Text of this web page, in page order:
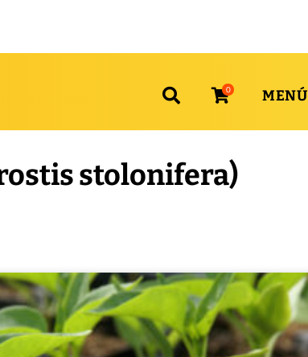
0 MENÚ
stolonifera)